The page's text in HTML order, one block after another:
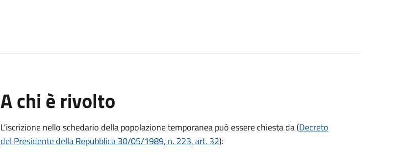
A chi è rivolto
L'iscrizione nello schedario della popolazione temporanea può essere chiesta da (Decreto
del Presidente della Repubblica 30/05/1989, n. 223, art. 32):